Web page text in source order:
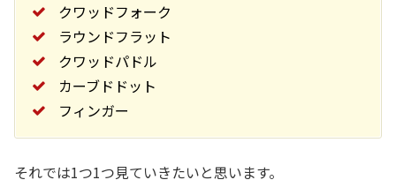
クワッドフォーク
ラウンドフラット
クワッドパドル
カーブドドット
フィンガー
それでは1つ1つ見ていきたいと思います。